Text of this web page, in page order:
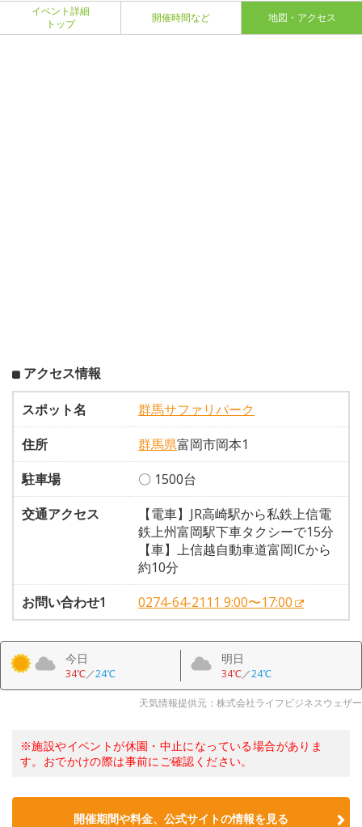
イベント詳細
トップ
開催時間など 地図・アクセス
アクセス情報
スポット名
群馬サファリパーク
住所
群馬県富岡市岡本1
駐車場
〇 1500台
交通アクセス
【電車】JR高崎駅から私鉄上信電
鉄上州富岡駅下車タクシーで15分
【車】上信越自動車道富岡ICから
約10分
お問い合わせ1
0274-64-2111 9:00〜17:00
今日
34℃／24℃
明日
34℃／24℃
天気情報提供元：株式会社ライフビジネスウェザー
※施設やイベントが休園・中止になっている場合がありま
す。おでかけの際は事前にご確認ください。
開催期間や料金、公式サイトの情報を見る